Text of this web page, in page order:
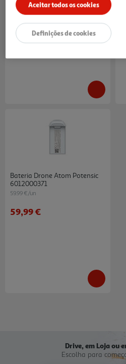
59.99 €/un
59,99 €
Bateria Drone Atom Potensic
6012000371
59.99 €/un
59,99 €
Drive, em Loja ou
Escolha para
Aceitar todos os cookies
Definições de cookies